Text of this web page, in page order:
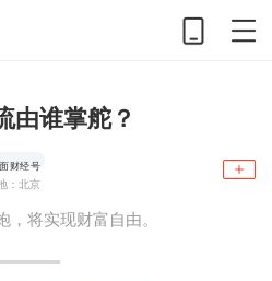
由谁掌舵？
财经号
：北京
，将实现财富自由。